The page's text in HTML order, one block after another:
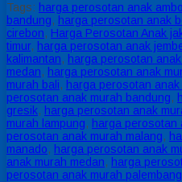
Tags: harga perosotan anak
bandung, harga perosotan anak
cirebon, Harga Perosotan Anak
timur, harga perosotan anak
kalimantan, harga perosotan
medan, harga perosotan anak
murah bali, harga perosotan
perosotan anak murah bandung,
gresik, harga perosotan anak
murah lampung, harga perosotan
perosotan anak murah malang,
manado, harga perosotan anak
anak murah medan, harga
perosotan anak murah palembang